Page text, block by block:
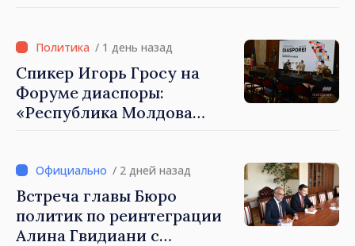
Молдова» / 1 день назад
Спикер Игорь Гросу на
Форуме диаспоры:
«Республика Молдова
и за рубежом, что
заслуживает стать частью
большой европейской
семьи»
/ 2 дней назад
Встреча главы Бюро
политик по реинтеграции
Алина Гвидиани с